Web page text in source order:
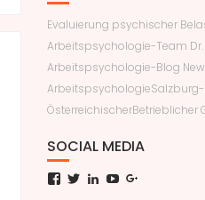
Evaluierung psychischer
Arbeitspsychologie-Team Dr.
Arbeitspsychologie-Blog
ÖsterreichischerBetrieblicher
SOCIAL MEDIA
Facebook
TwitterLinkedIn
YouTube